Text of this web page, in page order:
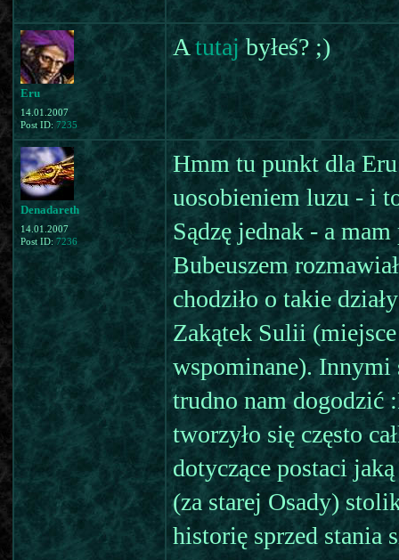
Eru
14.01.2007
Post ID: 7235
Atutajbyłeś? ;)
Denadareth
14.01.2007
Post ID: 7236
Hmm tu punkt dla
uosobieniem luzu - i
Sądzę jednak - a
Bubeuszem
chodziło o takie
Zakątek Sulii
wspominane). Innymi
trudno nam dogodzić
tworzyło się często
dotyczące postaci
(za starej Osady)
historię sprzed stania